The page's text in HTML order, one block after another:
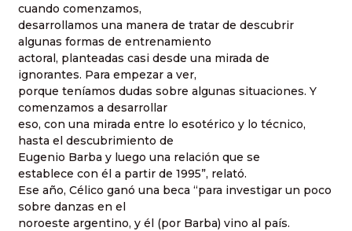
cuando comenzamos,
desarrollamos una manera de tratar de descubrir
algunas formas de entrenamiento
actoral, planteadas casi desde una mirada de
ignorantes. Para empezar a ver,
porque teníamos dudas sobre algunas situaciones. Y
comenzamos a desarrollar
eso, con una mirada entre lo esotérico y lo técnico,
hasta el descubrimiento de
Eugenio Barba y luego una relación que se
establece con él a partir de 1995”, relató.
Ese año, Célico ganó una beca “para investigar un poco
sobre danzas en el
noroeste argentino, y él (por Barba) vino al país.